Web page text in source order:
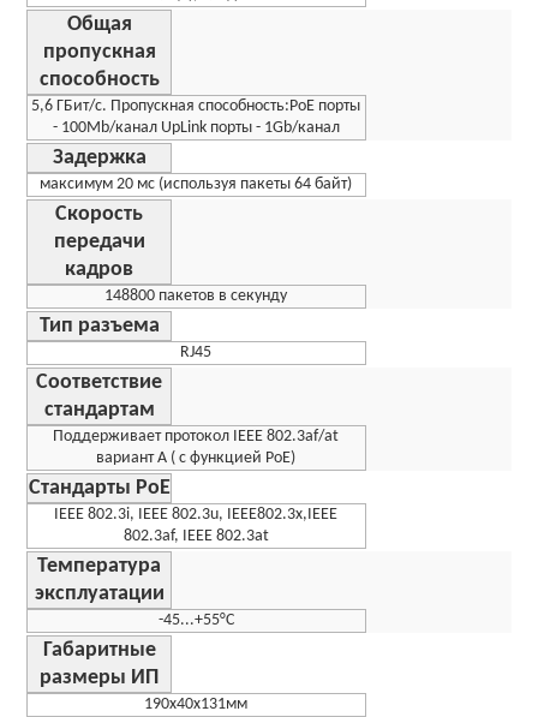
Общая
пропускная
способность
5,6 ГБит/с. Пропускная способность:PoE порты
- 100Mb/канал UpLink порты - 1Gb/канал
Задержка
максимум 20 мс (используя пакеты 64 байт)
Скорость
передачи
кадров
148800 пакетов в секунду
Тип разъема
RJ45
Соответствие
стандартам
Поддерживает протокол IEEE 802.3af/at
вариант А ( с функцией PoE)
Стандарты PoE
IEEE 802.3i, IEEE 802.3u, IEEE802.3x,IEEE
802.3af, IEEE 802.3at
Температура
эксплуатации
-45...+55°C
Габаритные
размеры ИП
190х40х131мм